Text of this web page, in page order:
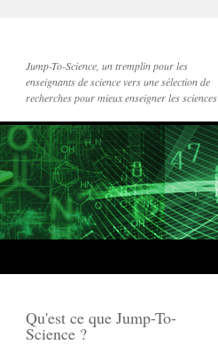
Jump-To-Science, un tremplin pour les
enseignants de science vers une sélection de
recherches pour mieux enseigner les sciences
Qu'est ce que Jump-To-
Science ?